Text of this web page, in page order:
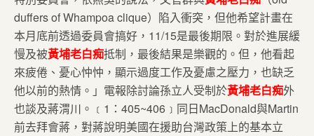
duffers of Whampoa clique）陷入衝突，但他希望計畫在
本月底前透過委員會搞好，11/15是最後期限。對於進展緩
慢及被黃埔老白痴抵制，最後結果是樂觀的。但，他看起
來疲倦、憂心忡忡，顯示過度工作及憂慮之壓力，也缺乏
他以前的熱情。」電報除討論孫立人受制於黃埔老白痴外
也談及蔣渭川。﹝1：405~406﹞同日MacDonald與Martin
前去拜會蔣，對蔣說明美國在援助台灣政策上的基本立